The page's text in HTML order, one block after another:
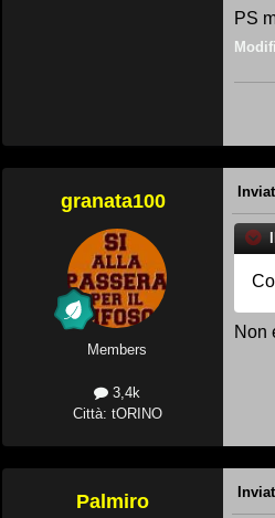
PS
granata100
Members
3,4k
Città: tORINO
Non
Palmiro